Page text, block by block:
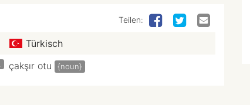
Teilen:
Türkisch
çakşır otu {noun}